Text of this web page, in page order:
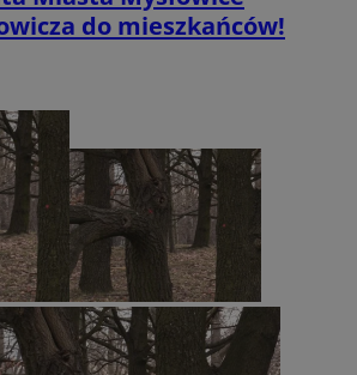
do mieszkańców!